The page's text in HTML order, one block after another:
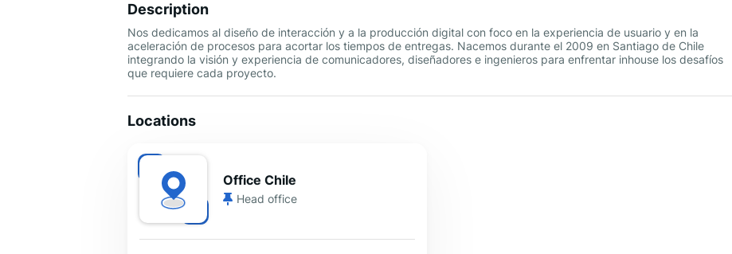
Description
Nos dedicamos al diseño de interacción y a la producción digital con foco en la experiencia de usuario y en la
aceleración de procesos para acortar los tiempos de entregas. Nacemos durante el 2009 en Santiago de Chile
integrando la visión y experiencia de comunicadores, diseñadores e ingenieros para enfrentar inhouse los desafíos
que requiere cada proyecto.
Locations
Office Chile
Head office